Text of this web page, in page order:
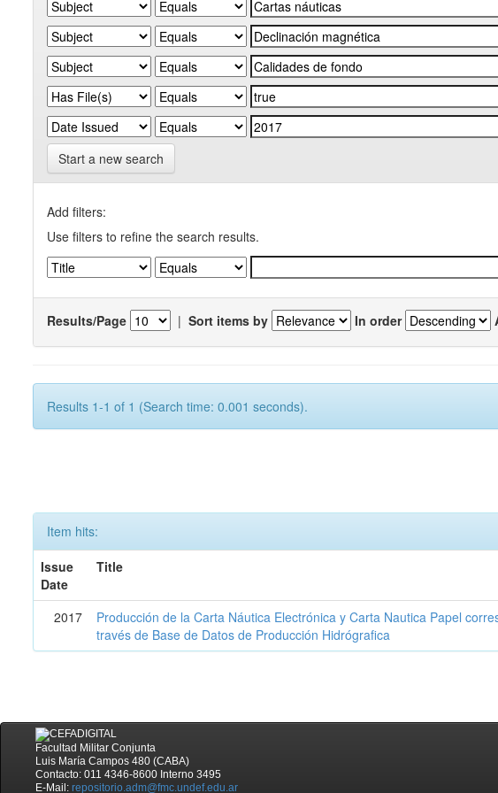
Start a new search
Add filters:
Use filters to refine the search results.
Results/Page | Sort items by In order
Results 1-1 of 1 (Search time: 0.001 seconds).
Item hits:
Issue
Date
Title
2017
Producción de la Carta Náutica Electrónica y Carta Nautica Papel
través de Base de Datos de Producción Hidrógrafica
Facultad Militar Conjunta
Luis María Campos 480 (CABA)
Contacto: 011 4346-8600 Interno 3495
E-Mail: repositorio.adm@fmc.undef.edu.ar